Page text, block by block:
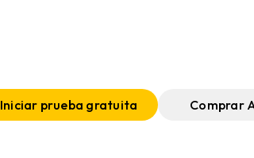
Iniciar prueba gratuita Comprar